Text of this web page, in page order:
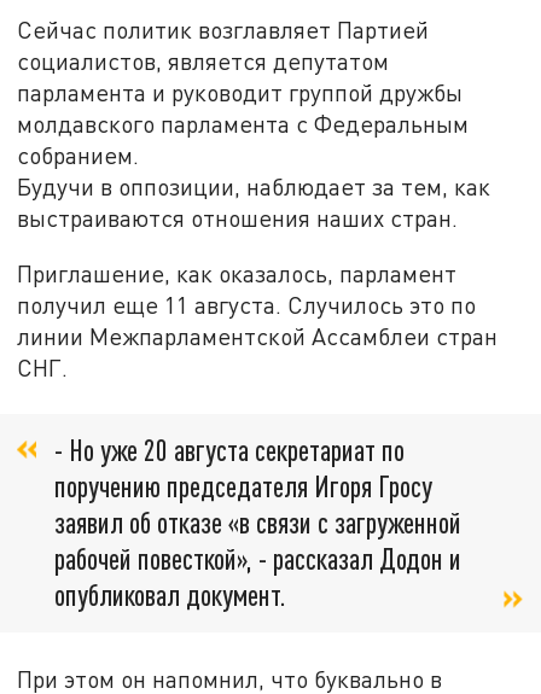
Сейчас политик возглавляет Партией
социалистов, является депутатом
парламента и руководит группой дружбы
молдавского парламента с Федеральным
собранием.
Будучи в оппозиции, наблюдает за тем, как
выстраиваются отношения наших стран.
Приглашение, как оказалось, парламент
получил еще 11 августа. Случилось это по
линии Межпарламентской Ассамблеи стран
СНГ.
- Но уже 20 августа секретариат по
поручению председателя Игоря Гросу
заявил об отказе «в связи с загруженной
рабочей повесткой», - рассказал Додон и
опубликовал документ.
При этом он напомнил, что буквально в